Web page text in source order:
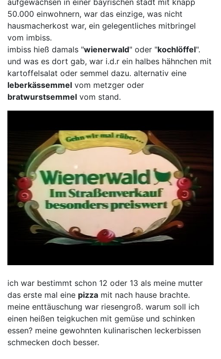
50.000 einwohnern, war das einzige, was nicht
hausmacherkost war, ein gelegentliches mitbringel
vom imbiss.
imbiss hieß damals "wienerwald" oder "kochlöffel".
und was es dort gab, war i.d.r ein halbes hähnchen mit
kartoffelsalat oder semmel dazu. alternativ eine
leberkässemmel vom metzger oder
bratwurstsemmel vom stand.
ich war bestimmt schon 12 oder 13 als meine mutter
das erste mal eine pizza mit nach hause brachte.
meine enttäuschung war riesengroß. warum soll ich
einen heißen teigkuchen mit gemüse und schinken
essen? meine gewohnten kulinarischen leckerbissen
schmecken doch besser.